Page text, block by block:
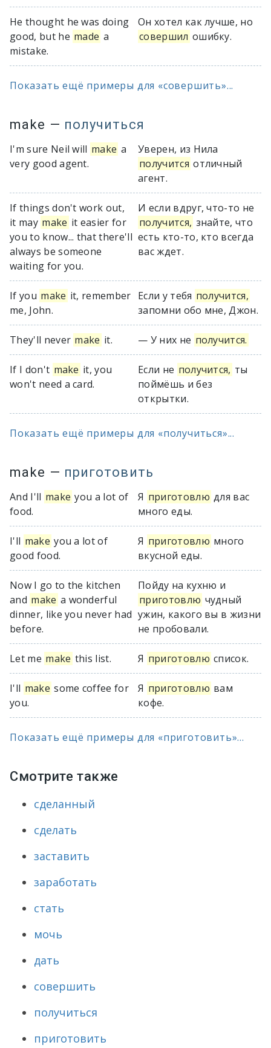
He thought he was doing
good, but he made a
mistake.
Он хотел как лучше, но
совершил ошибку.
Показать ещё примеры для «совершить»...
make — получиться
I'm sure Neil will make a
very good agent.
Уверен, из Нила
получится отличный
агент.
If things don't work out,
it may make it easier for
you to know... that there'll
always be someone
waiting for you.
И если вдруг, что-то не
получится, знайте, что
есть кто-то, кто всегда
вас ждет.
If you make it, remember
me, John.
Если у тебя получится,
запомни обо мне, Джон.
They'll never make it. — У них не получится.
If I don't make it, you
won't need a card.
Если не получится, ты
поймёшь и без
открытки.
Показать ещё примеры для «получиться»...
make — приготовить
And I'll make you a lot of
food.
Я приготовлю для вас
много еды.
I'll make you a lot of
good food.
Я приготовлю много
вкусной еды.
Now I go to the kitchen
and make a wonderful
dinner, like you never had
before.
Пойду на кухню и
приготовлю чудный
ужин, какого вы в жизни
не пробовали.
Let me make this list. Я приготовлю список.
I'll make some coffee for
you.
Я приготовлю вам
кофе.
Показать ещё примеры для «приготовить»...
Смотрите также
сделанный
сделать
заставить
заработать
стать
мочь
дать
совершить
получиться
приготовить